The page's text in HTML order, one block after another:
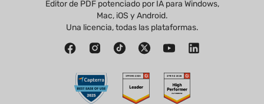
Editor de PDF potenciado por IA para Windows,
Mac, iOS y Android.
Una licencia, todas las plataformas.